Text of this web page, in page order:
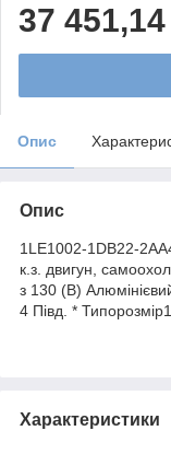
37 451,14
Опис
Опис
1LE1002-1DB22-
к.з. двигун,
з 130 (B)
4 Півд. *
Характеристики